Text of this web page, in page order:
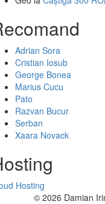
Adrian Sora
Cristian Iosub
George Bonea
Marius Cucu
Pato
Razvan Bucur
Serban
Xaara Novack
Hosting
© 2026 Damian